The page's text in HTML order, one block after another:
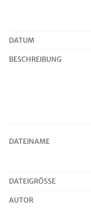
DATUM
BESCHREIBUNG
DATEINAME
DATEIGRÖSSE
AUTOR